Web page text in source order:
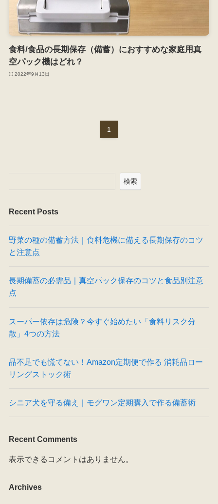
食料/食品の長期保存（備蓄）におすすめな家庭用真
空パック機はどれ？
2022年9月13日
1
検索
Recent Posts
野菜の種の備蓄方法｜食料危機に備える長期保存のコツ
と注意点
長期備蓄の必需品｜真空パック保存のコツと食品別注意
点
スーパー依存は危険？今すぐ始めたい「食料リスク分
散」4つの方法
品不足でも慌てない！Amazon定期便で作る 消耗品ロー
リングストック術
シニア犬を守る備え｜モグワン定期購入で作る備蓄術
Recent Comments
表示できるコメントはありません。
Archives